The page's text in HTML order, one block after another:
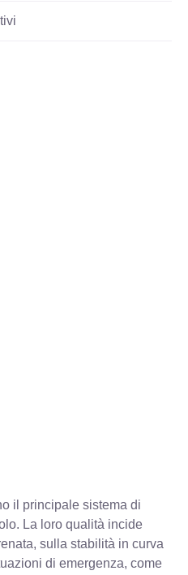
il principale sistema di
La loro qualità incide
sulla stabilità in curva
di emergenza, come